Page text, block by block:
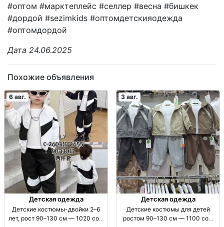
#оптом #марктеплейс #селлер #весна #бишкек
#дордой #sezimkids #оптомдетскияодежда
#оптомдордой
Дата 24.06.2025
Похожие объявления
6 авг.
Детская одежда
Детские костюмы-двойки 2–6
лет, рост 90–130 см — 1020 сом
3 авг.
Детская одежда
Детские костюмы для детей
ростом 90–130 см — 1100 сом